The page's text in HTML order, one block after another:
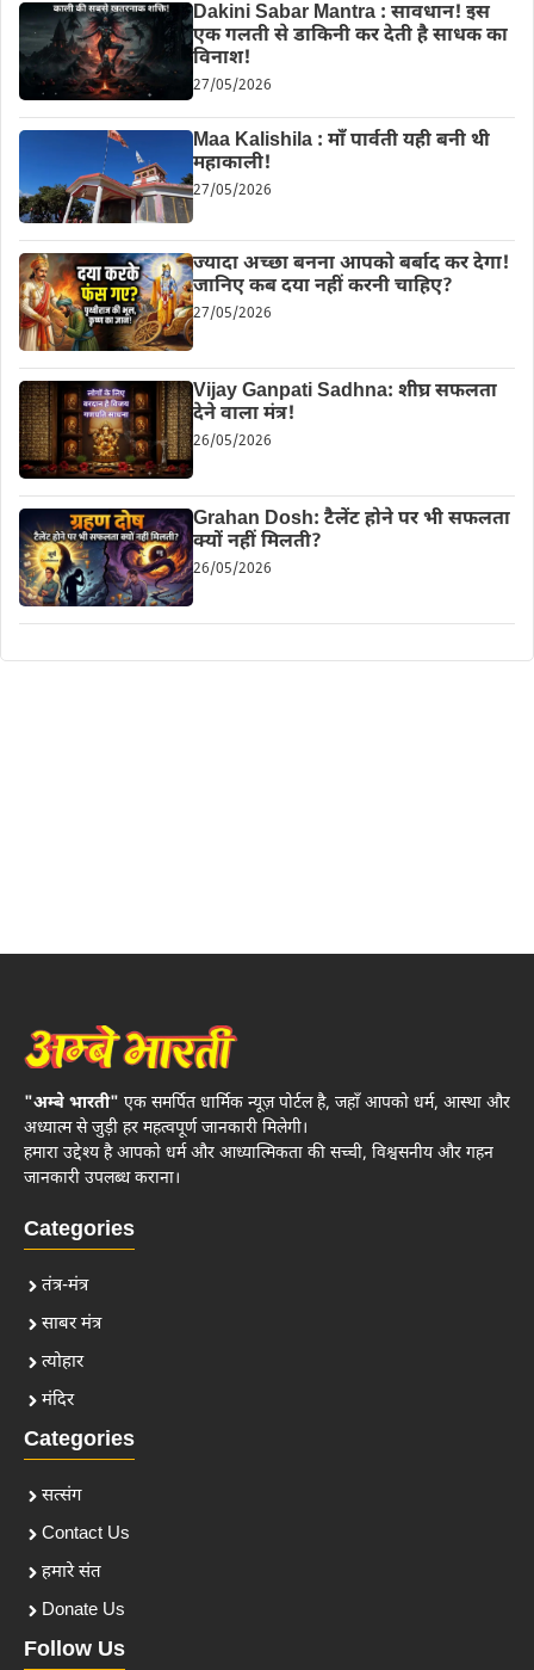
Dakini Sabar Mantra : सावधान! इस
एक गलती से डाकिनी कर देती है साधक का
विनाश!
27/05/2026
Maa Kalishila : माँ पार्वती यही बनी थी
महाकाली!
27/05/2026
ज्यादा अच्छा बनना आपको बर्बाद कर देगा!
जानिए कब दया नहीं करनी चाहिए?
27/05/2026
Vijay Ganpati Sadhna: शीघ्र सफलता
देने वाला मंत्र!
26/05/2026
Grahan Dosh: टैलेंट होने पर भी सफलता
क्यों नहीं मिलती?
26/05/2026
"अम्बे भारती" एक समर्पित धार्मिक न्यूज़ पोर्टल है, जहाँ आपको धर्म, आस्था और
अध्यात्म से जुड़ी हर महत्वपूर्ण जानकारी मिलेगी।
हमारा उद्देश्य है आपको धर्म और आध्यात्मिकता की सच्ची, विश्वसनीय और गहन
जानकारी उपलब्ध कराना।
Categories
तंत्र-मंत्र
साबर मंत्र
त्योहार
मंदिर
Categories
सत्संग
Contact Us
हमारे संत
Donate Us
Follow Us